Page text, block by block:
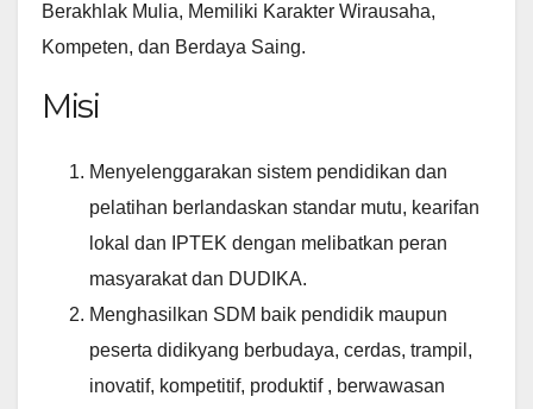
Berakhlak Mulia, Memiliki Karakter Wirausaha,
Kompeten, dan Berdaya Saing.
Misi
Menyelenggarakan sistem pendidikan dan
pelatihan berlandaskan standar mutu, kearifan
lokal dan IPTEK dengan melibatkan peran
masyarakat dan DUDIKA.
Menghasilkan SDM baik pendidik maupun
peserta didikyang berbudaya, cerdas, trampil,
inovatif, kompetitif, produktif , berwawasan